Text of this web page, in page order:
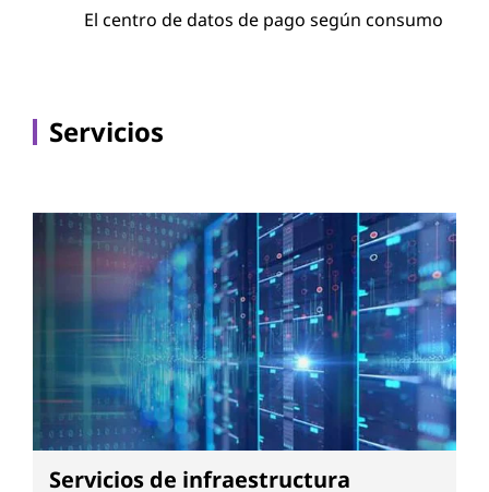
El centro de datos de pago según consumo
Servicios
Servicios de infraestructura